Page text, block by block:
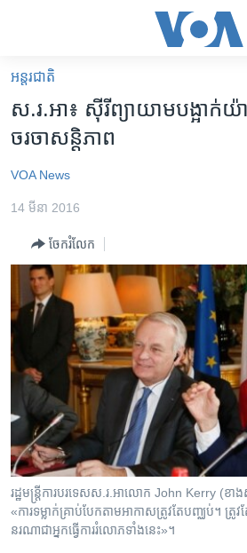
គេហទំព័រ​
ទាក់ទង
និង​
ទំព័រ​
និង​
ចូល​
ទៅ​
រចនា
សម្ព័ន្ធ​
រំលង​
និង​
ចូល​
កាន់​
កម្ពុជាច្នៃប្រតិដ្ឋ
ព្រឹត្តិការណ៍ព័ត៌មាន
ទូរទស្សន៍ / វីដេអូ​
វិទ្យុ / ផតខាសថ៍
កម្មវិធីទាំងអស់
Khmer English
បណ្តាញ​សង្គម
អន្តរជាតិ
ស.រ.អា៖ ស៊ីរី​ព្យាយាម​បង្អាក់​យ៉
ចរចា​សន្តិភាព
VOA News
14 មីនា 2016
ចែករំលែក
រដ្ឋមន្រ្តីការបរទេស​ស.រ.អា​លោក John Kerry (ខា
«ការ​ទម្លាក់គ្រាប់បែក​តាម​អាកាស​ត្រូវ​តែ​បញ្ឈប់។​ ត្រូ
នរណា​ជា​អ្នក​ធ្វើការ​រំលោភ​ទាំង​នេះ»។